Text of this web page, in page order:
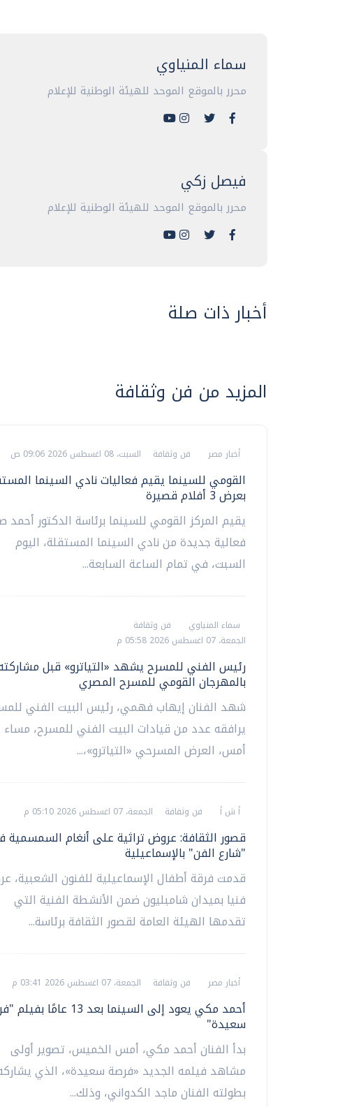
سماء المنياوي
محرر بالموقع الموحد للهيئة الوطنية للإعلام
فيصل زكي
محرر بالموقع الموحد للهيئة الوطنية للإعلام
أخبار ذات صلة
المزيد من فن وثقافة
أخبار مصر فن وثقافة السبت، 08 اغسطس 2026 09:06 ص
القومي للسينما يقيم فعاليات نادي السينما
بعرض 3 أفلام قصيرة
يقيم المركز القومي للسينما برئاسة الدكتور أحمد
فعالية جديدة من نادي السينما المستقلة، اليوم
السبت، في تمام الساعة السابعة...
سماء المنياوي
فن وثقافة
الجمعة، 07 اغسطس 2026 05:58 م
رئيس الفني للمسرح يشهد «التياترو» قبل
بالمهرجان القومي للمسرح المصري
شهد الفنان إيهاب فهمي، رئيس البيت الفني
يرافقه عدد من قيادات البيت الفني للمسرح، مساء
أمس، العرض المسرحي «التياترو»،...
أ ش أ فن وثقافة الجمعة، 07 اغسطس 2026 05:10 م
قصور الثقافة: عروض تراثية على أنغام
"شارع الفن" بالإسماعيلية
قدمت فرقة أطفال الإسماعيلية للفنون الشعبية،
فنيا بميدان شامبليون ضمن الأنشطة الفنية التي
تقدمها الهيئة العامة لقصور الثقافة برئاسة...
أخبار مصر فن وثقافة الجمعة، 07 اغسطس 2026 03:41 م
أحمد مكي يعود إلى السينما بعد 13
سعيدة"
‏بدأ الفنان أحمد مكي، أمس الخميس، تصوير أولى
مشاهد فيلمه الجديد «فرصة سعيدة»، الذي
بطولته الفنان ماجد الكدواني، وذلك...